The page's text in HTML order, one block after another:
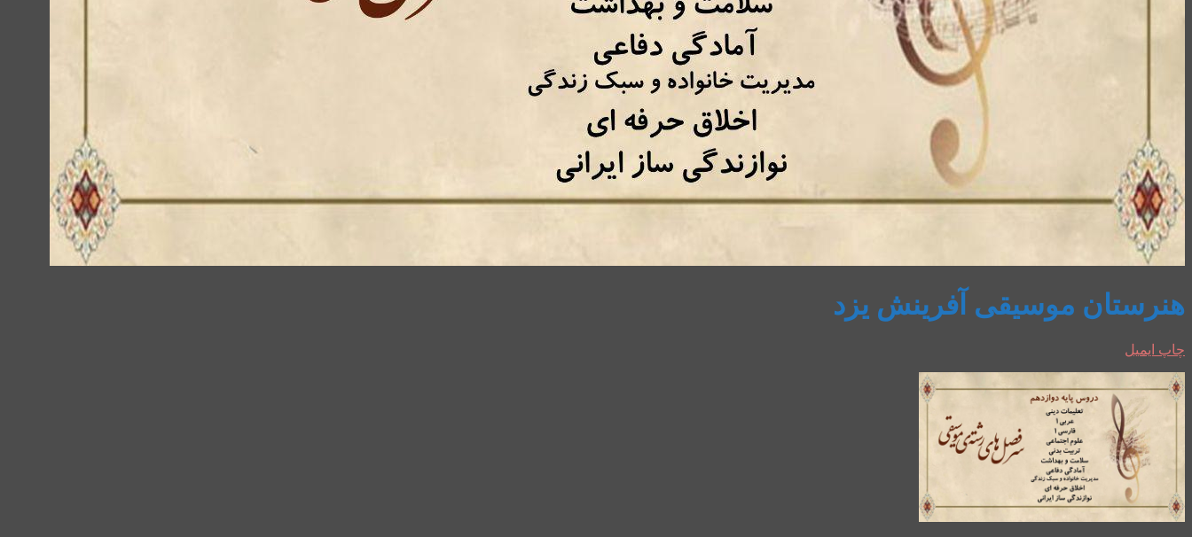
هنرستان موسیقی آفرینش یزد
چاپ ایمیل